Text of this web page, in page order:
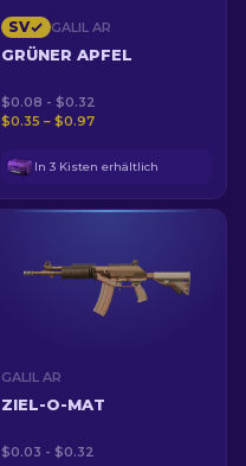
SV GALIL AR
GRÜNER APFEL
$0.08 - $0.32
$0.35 – $0.97
In 3 Kisten erhältlich
GALIL AR
ZIEL-O-MAT
$0.03 - $0.32